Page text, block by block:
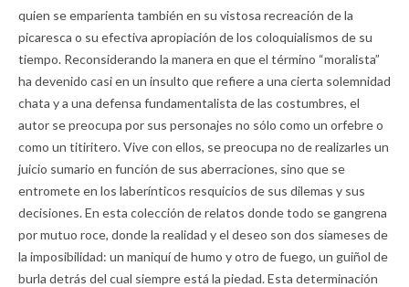
quien se emparienta también en su vistosa recreación de la
picaresca o su efectiva apropiación de los coloquialismos de su
tiempo. Reconsiderando la manera en que el término “moralista”
ha devenido casi en un insulto que refiere a una cierta solemnidad
chata y a una defensa fundamentalista de las costumbres, el
autor se preocupa por sus personajes no sólo como un orfebre o
como un titiritero. Vive con ellos, se preocupa no de realizarles un
juicio sumario en función de sus aberraciones, sino que se
entromete en los laberínticos resquicios de sus dilemas y sus
decisiones. En esta colección de relatos donde todo se gangrena
por mutuo roce, donde la realidad y el deseo son dos siameses de
la imposibilidad: un maniquí de humo y otro de fuego, un guiñol de
burla detrás del cual siempre está la piedad. Esta determinación